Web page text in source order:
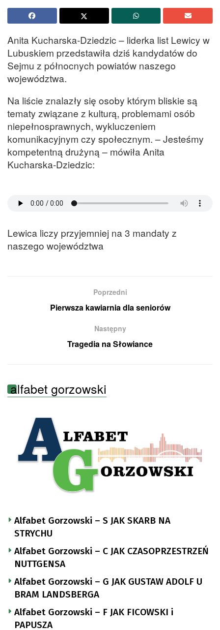
Anita Kucharska-Dziedzic – liderka list Lewicy w
Lubuskiem przedstawiła dziś kandydatów do
Sejmu z północnych powiatów naszego
województwa.
Na liście znalazły się osoby którym bliskie są
tematy związane z kulturą, problemami osób
niepełnosprawnych, wykluczeniem
komunikacyjnym czy społecznym. – Jesteśmy
kompetentną drużyną – mówiła Anita
Kucharska-Dziedzic:
Lewica liczy przyjemniej na 3 mandaty z
naszego województwa
Poprzedni
Pierwsza kawiarnia dla seniorów
Następny
Tragedia na Słowiance
alfabet gorzowski
Alfabet Gorzowski – S JAK SKARB NA
STRYCHU
Alfabet Gorzowski – C JAK CZASOPRZESTRZEŃ
NUTTGENSA
Alfabet Gorzowski – G JAK GUSTAW ADOLF U
BRAM LANDSBERGA
Alfabet Gorzowski – F JAK FICOWSKI i
PAPUSZA